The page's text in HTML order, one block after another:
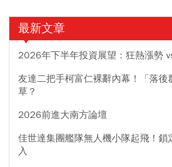
最新文章
2026年下半年投資展望：狂熱漲勢
友達二把手柯富仁裸辭內幕！「落後
草？
2026前進大南方論壇
佳世達集團艦隊無人機小隊起飛！鎖
入